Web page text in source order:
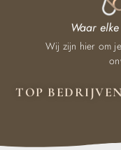
TOP BEDRIJVEN
Waar
Wij zijn hier om